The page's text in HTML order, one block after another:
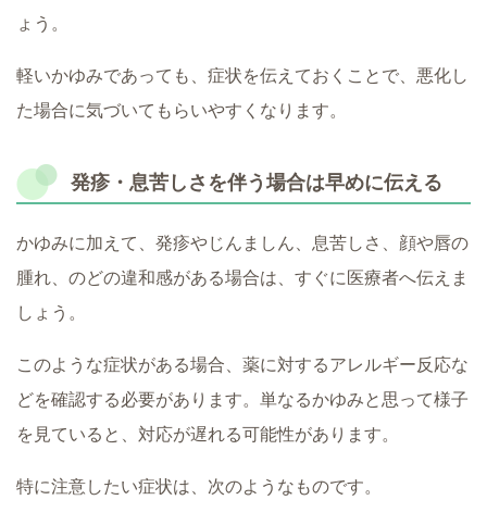
ょう。
軽いかゆみであっても、症状を伝えておくことで、悪化し
た場合に気づいてもらいやすくなります。
発疹・息苦しさを伴う場合は早めに伝える
かゆみに加えて、発疹やじんましん、息苦しさ、顔や唇の
腫れ、のどの違和感がある場合は、すぐに医療者へ伝えま
しょう。
このような症状がある場合、薬に対するアレルギー反応な
どを確認する必要があります。単なるかゆみと思って様子
を見ていると、対応が遅れる可能性があります。
特に注意したい症状は、次のようなものです。